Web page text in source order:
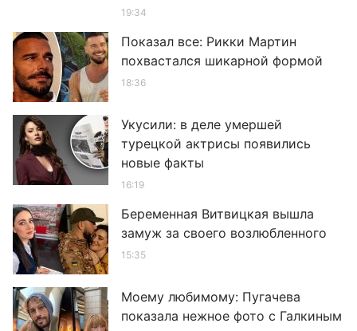
19:34
Показал все: Рикки Мартин
похвастался шикарной формой
18:36
Укусили: в деле умершей
турецкой актрисы появились
новые факты
16:19
Беременная Витвицкая вышла
замуж за своего возлюбленного
15:35
Моему любимому: Пугачева
показала нежное фото с Галкиным